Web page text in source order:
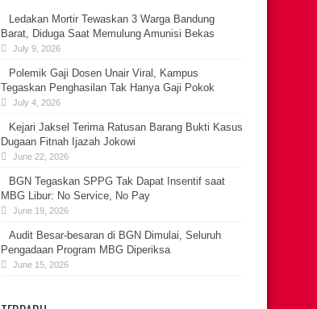
Ledakan Mortir Tewaskan 3 Warga Bandung
Barat, Diduga Saat Memulung Amunisi Bekas
July 9, 2026
Polemik Gaji Dosen Unair Viral, Kampus
Tegaskan Penghasilan Tak Hanya Gaji Pokok
July 4, 2026
Kejari Jaksel Terima Ratusan Barang Bukti Kasus
Dugaan Fitnah Ijazah Jokowi
June 22, 2026
BGN Tegaskan SPPG Tak Dapat Insentif saat
MBG Libur: No Service, No Pay
June 19, 2026
Audit Besar-besaran di BGN Dimulai, Seluruh
Pengadaan Program MBG Diperiksa
June 15, 2026